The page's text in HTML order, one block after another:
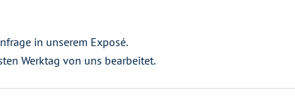
in unserem Exposé.
Werktag von uns bearbeitet.